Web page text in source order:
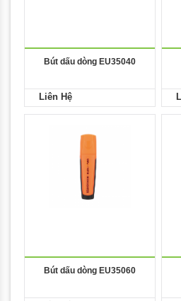
Bút dấu dòng EU35040
Liên Hệ
Bút dấu dòng EU35060